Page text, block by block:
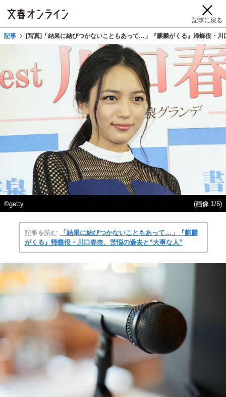
記事に戻る
記事 [写真]「結果に結びつかないこともあって…」『麒麟がくる』帰蝶役・川
©getty (画像 1/6)
記事を読む
「結果に結びつかないこともあって…」『麒麟
がくる』帰蝶役・川口春奈、苦悩の過去と“大事な人”